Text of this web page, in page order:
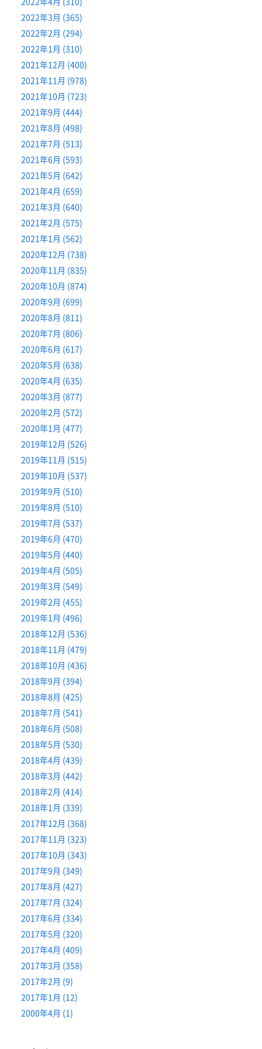
2022年3月 (365)
2022年2月 (294)
2022年1月 (310)
2021年12月 (400)
2021年11月 (978)
2021年10月 (723)
2021年9月 (444)
2021年8月 (498)
2021年7月 (513)
2021年6月 (593)
2021年5月 (642)
2021年4月 (659)
2021年3月 (640)
2021年2月 (575)
2021年1月 (562)
2020年12月 (738)
2020年11月 (835)
2020年10月 (874)
2020年9月 (699)
2020年8月 (811)
2020年7月 (806)
2020年6月 (617)
2020年5月 (638)
2020年4月 (635)
2020年3月 (877)
2020年2月 (572)
2020年1月 (477)
2019年12月 (526)
2019年11月 (515)
2019年10月 (537)
2019年9月 (510)
2019年8月 (510)
2019年7月 (537)
2019年6月 (470)
2019年5月 (440)
2019年4月 (505)
2019年3月 (549)
2019年2月 (455)
2019年1月 (496)
2018年12月 (536)
2018年11月 (479)
2018年10月 (436)
2018年9月 (394)
2018年8月 (425)
2018年7月 (541)
2018年6月 (508)
2018年5月 (530)
2018年4月 (439)
2018年3月 (442)
2018年2月 (414)
2018年1月 (339)
2017年12月 (368)
2017年11月 (323)
2017年10月 (343)
2017年9月 (349)
2017年8月 (427)
2017年7月 (324)
2017年6月 (334)
2017年5月 (320)
2017年4月 (409)
2017年3月 (358)
2017年2月 (9)
2017年1月 (12)
2000年4月 (1)